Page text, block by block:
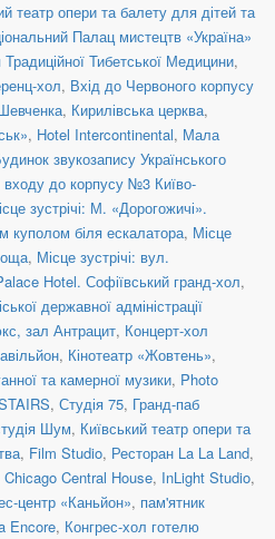
театр опери та балету для дітей та
Палац мистецтв «Україна»
Тибетської Медицини,
хол, Вхід до Червоного корпусу
, Кирилівська церква,
, Hotel Intercontinental, Мала
звукозапису Українського
входу до корпусу №3 Київо-
зустрічі: М. «Дорогожичі».
куполом біля ескалатора, Місце
, Місце зустрічі: вул.
Hotel. Софіївський гранд-хол,
державної адміністрації
зал Антрацит, Концерт-хол
, Кінотеатр «Жовтень»,
та камерної музики, Photo
, Студія 75, Гранд-паб
Шум, Київський театр опери та
, Film Studio, Ресторан La La Land,
Central House, InLight Studio,
центр «Каньйон», пам'ятник
Encore, Конгрес-хол готелю